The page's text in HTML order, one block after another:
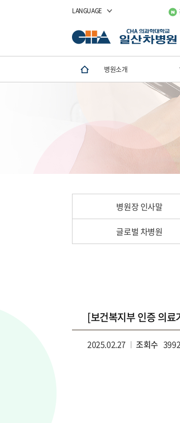
LANGUAGE
병원소개
병원장 인사말
글로벌 차병원
[보건복지부 인증 의
2025.02.27 조회수 3992